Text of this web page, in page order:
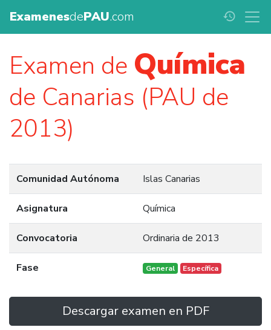
ExamenesdePAU.com history
Examen de Química
de Canarias (PAU de
2013)
Comunidad Autónoma Islas Canarias
Asignatura Química
Convocatoria Ordinaria de 2013
Fase General Específica
Descargar examen en PDF